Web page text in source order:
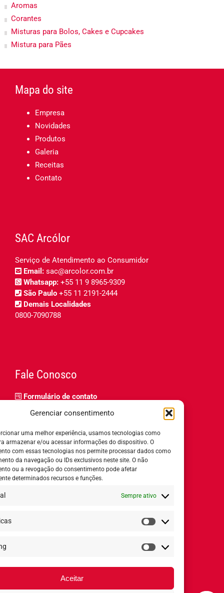
Gerenciar consentimento
uma melhor experiência, usamos tecnologias como
armazenar e/ou acessar informações do dispositivo. O
com essas tecnologias nos permite processar dados como
da navegação ou IDs exclusivos neste site. O não
ou a revogação do consentimento pode afetar
determinados recursos e funções.
Sempre ativo
Estatísticas
Marketing
Aceitar
Aromas
Corantes
Misturas para Bolos, Cakes e Cupcakes
Mistura para Pães
Mapa do site
Empresa
Novidades
Produtos
Galeria
Receitas
Contato
SAC Arcólor
Serviço de Atendimento ao Consumidor
Email: sac@arcolor.com.br
Whatsapp: +55 11 9 8965-9309
São Paulo +55 11 2191-2444
Demais Localidades
0800-7090788
Fale Conosco
Formulário de contato
Relatório de igualdade salarial
Horário de Atendimento:
8h ás 18h